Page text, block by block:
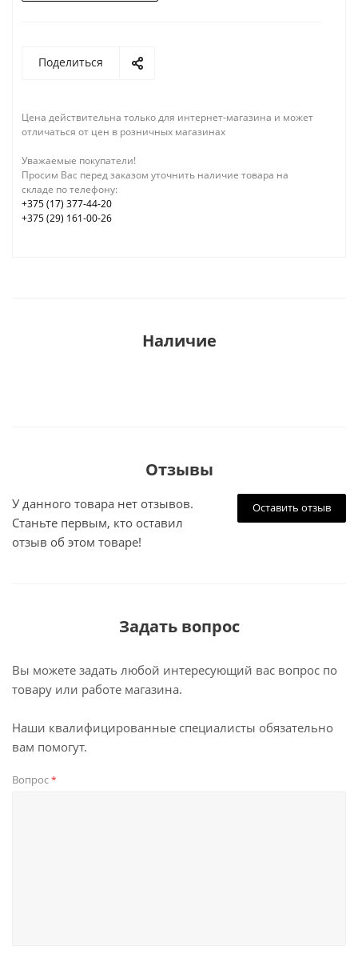
Поделиться
Цена действительна только для интернет-магазина и может
отличаться от цен в розничных магазинах
Уважаемые покупатели!
Просим Вас перед заказом уточнить наличие товара на
складе по телефону:
+375 (17) 377-44-20
+375 (29) 161-00-26
Наличие
Отзывы
Оставить отзыв
У данного товара нет отзывов.
Станьте первым, кто оставил
отзыв об этом товаре!
Задать вопрос
Вы можете задать любой интересующий вас вопрос по
товару или работе магазина.
Наши квалифицированные специалисты обязательно
вам помогут.
Вопрос*